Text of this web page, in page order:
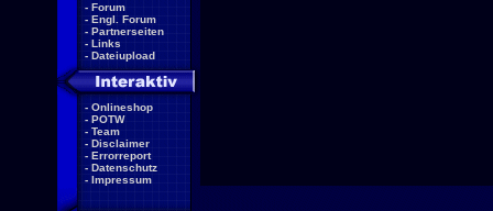
- Forum
- Engl. Forum
- Partnerseiten
- Links
- Dateiupload
- Onlineshop
- POTW
- Team
- Disclaimer
- Errorreport
- Datenschutz
- Impressum